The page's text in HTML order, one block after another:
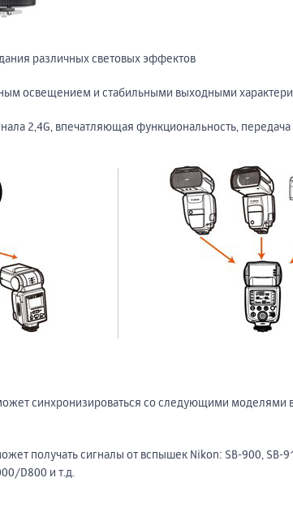
различных световых эффектов
освещением и стабильными выходными
2,4G, впечатляющая функциональность, передача
синхронизироваться со следующими моделями
получать сигналы от вспышек Nikon: SB-900, SB-
D800 и т.д.